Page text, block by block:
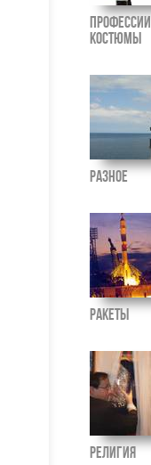
Профессии
костюмы
Разное
Ракеты
Религия